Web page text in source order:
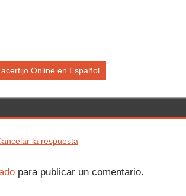
Online en Español
la respuesta
para publicar un comentario.